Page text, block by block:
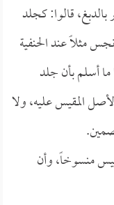
قالوا: كجلد
مثلاً عند الحنفية
أسلم بأن جلد
المقيس عليه، ولا
منسوخاً، وأن